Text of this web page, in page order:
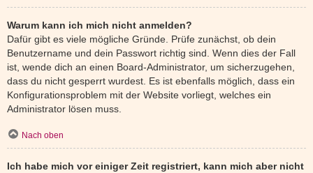
Warum kann ich mich nicht anmelden?
Dafür gibt es viele mögliche Gründe. Prüfe zunächst, ob dein
Benutzername und dein Passwort richtig sind. Wenn dies der Fall
ist, wende dich an einen Board-Administrator, um sicherzugehen,
dass du nicht gesperrt wurdest. Es ist ebenfalls möglich, dass ein
Konfigurationsproblem mit der Website vorliegt, welches ein
Administrator lösen muss.
Nach oben
Ich habe mich vor einiger Zeit registriert, kann mich aber nicht